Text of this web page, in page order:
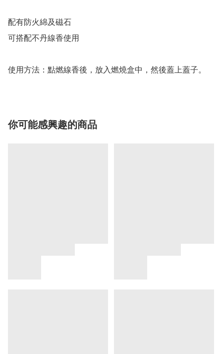
配有防火綿及磁石
可搭配不丹線香使用
你可能感興趣的商品